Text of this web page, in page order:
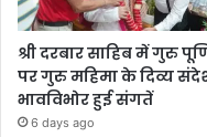
श्री दरबार साहिब में गुरु
पर गुरु महिमा के दिव्य
भावविभोर हुई संगतें
6 days ago